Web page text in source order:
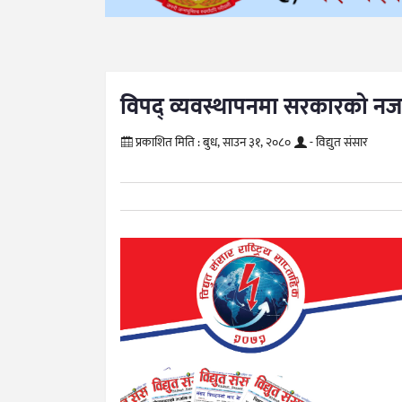
विपद् व्यवस्थापनमा सरकारको
प्रकाशित मिति :बुध, साउन ३१, २०८० - विद्युत संसार